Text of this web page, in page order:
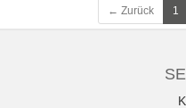
← Zurück 1